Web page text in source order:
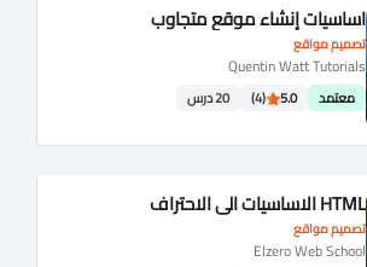
تصميم مواقع
اساسيات إنشاء موقع متجاوب
Quentin Watt Tutorials
معتمد 5.0
(4) 20 درس
تصميم مواقع
HTML الاساسيات الي الاحتراف
Elzero Web School